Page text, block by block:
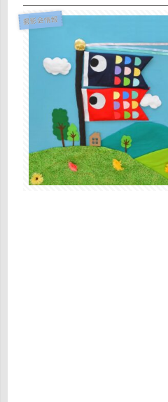
撮影会情報